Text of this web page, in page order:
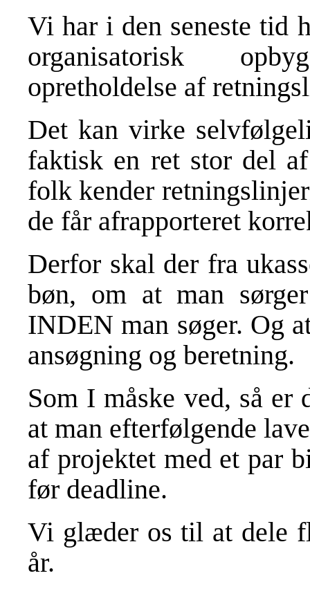
Vi har i den seneste tid
organisatorisk
opretholdelse af
Det kan virke
faktisk en ret stor del
folk kender
de får afrapporteret
Derfor skal der fra
bøn, om at man
INDEN man søger. Og
ansøgning og beretning.
Som I måske ved, så
at man efterfølgende
af projektet med et par
før deadline.
Vi glæder os til at dele
år.